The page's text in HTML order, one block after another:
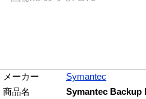
メーカー
Symantec
商品名
Symantec Backup